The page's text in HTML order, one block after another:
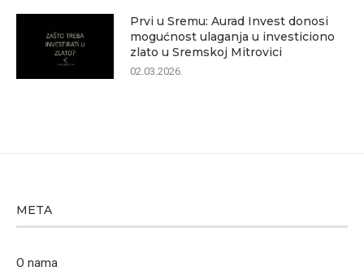
Prvi u Sremu: Aurad Invest donosi
mogućnost ulaganja u investiciono
zlato u Sremskoj Mitrovici
02.03.2026.
META
O nama